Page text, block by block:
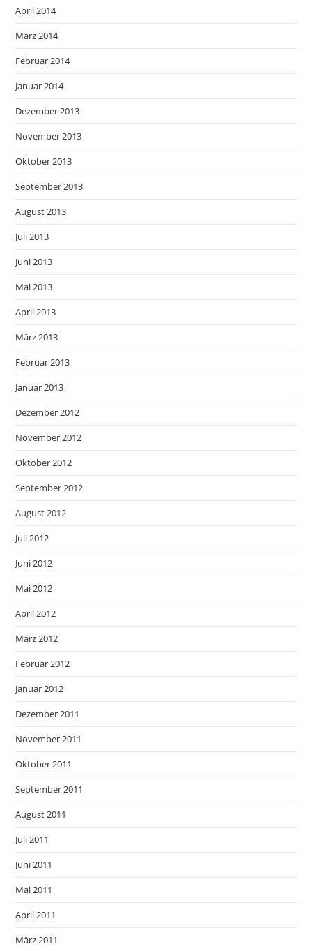
April 2014
März 2014
Februar 2014
Januar 2014
Dezember 2013
November 2013
Oktober 2013
September 2013
August 2013
Juli 2013
Juni 2013
Mai 2013
April 2013
März 2013
Februar 2013
Januar 2013
Dezember 2012
November 2012
Oktober 2012
September 2012
August 2012
Juli 2012
Juni 2012
Mai 2012
April 2012
März 2012
Februar 2012
Januar 2012
Dezember 2011
November 2011
Oktober 2011
September 2011
August 2011
Juli 2011
Juni 2011
Mai 2011
April 2011
März 2011